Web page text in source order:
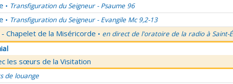
• Transfiguration du Seigneur - Psaume 96
• Transfiguration du Seigneur - Evangile Mc 9,2-13
Chapelet de la Miséricorde • en direct de l'oratoire de la radio à Saint-
les sœurs de la Visitation
de louange